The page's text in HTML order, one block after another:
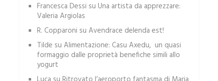
Francesca Dessi su Una artista da apprezzare:
Valeria Argiolas
R. Copparoni su Avendrace delenda est!
Tilde su Alimentazione: Casu Axedu, un quasi
formaggio dalle proprietà benefiche simili allo
yogurt